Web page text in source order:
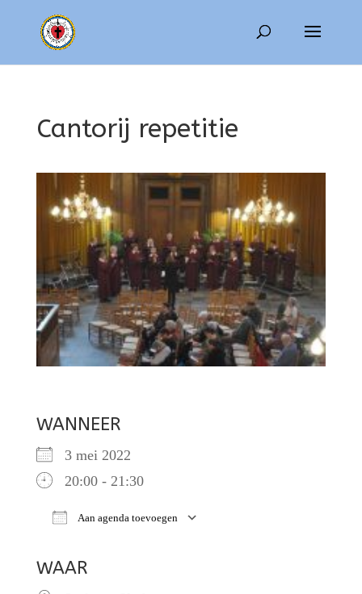
Cantorij repetitie
WANNEER
3 mei 2022
20:00 - 21:30
Aan agenda toevoegen
WAAR